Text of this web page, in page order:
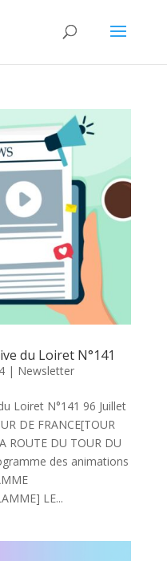
du Loiret N°141
| Newsletter
Loiret N°141 96 Juillet
DE FRANCE[TOUR
ROUTE DU TOUR DU
des animations
LE...